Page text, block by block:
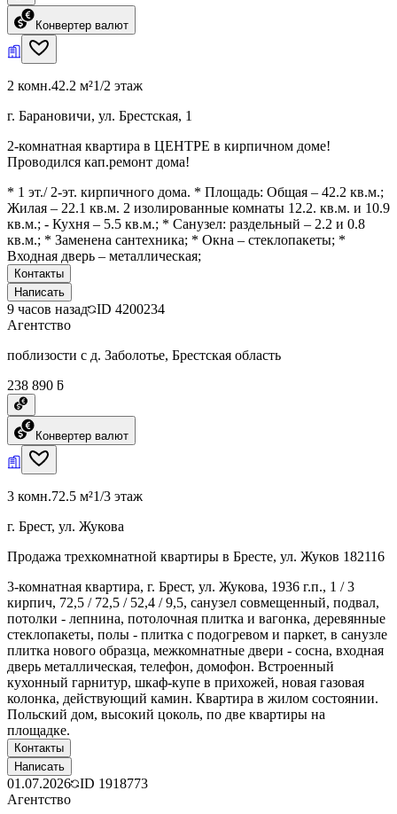
Конвертер валют
2 комн.42.2 м²1/2 этаж
г. Барановичи, ул. Брестская, 1
2-комнатная квартира в ЦЕНТРЕ в кирпичном доме!
Проводился кап.ремонт дома!
* 1 эт./ 2-эт. кирпичного дома. * Площадь: Общая – 42.2 кв.м.;
Жилая – 22.1 кв.м. 2 изолированные комнаты 12.2. кв.м. и 10.9
кв.м.; - Кухня – 5.5 кв.м.; * Санузел: раздельный – 2.2 и 0.8
кв.м.; * Заменена сантехника; * Окна – стеклопакеты; *
Входная дверь – металлическая;
Контакты
Написать
9 часов назад ID 4200234
Агентство
поблизости с д. Заболотье, Брестская область
238 890 ƃ
Конвертер валют
3 комн.72.5 м²1/3 этаж
г. Брест, ул. Жукова
Продажа трехкомнатной квартиры в Бресте, ул. Жуков 182116
3-комнатная квартира, г. Брест, ул. Жукова, 1936 г.п., 1 / 3
кирпич, 72,5 / 72,5 / 52,4 / 9,5, санузел совмещенный, подвал,
потолки - лепнина, потолочная плитка и вагонка, деревянные
стеклопакеты, полы - плитка с подогревом и паркет, в санузле
плитка нового образца, межкомнатные двери - сосна, входная
дверь металлическая, телефон, домофон. Встроенный
кухонный гарнитур, шкаф-купе в прихожей, новая газовая
колонка, действующий камин. Квартира в жилом состоянии.
Польский дом, высокий цоколь, по две квартиры на
площадке.
Контакты
Написать
01.07.2026 ID 1918773
Агентство